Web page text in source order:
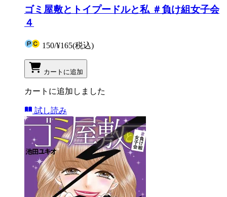
ゴミ屋敷とトイプードルと私 ＃負け組女子会
４
150/¥165(税込)
カートに追加
カートに追加しました
試し読み